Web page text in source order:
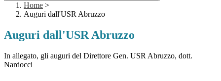
Home >
Auguri dall'USR Abruzzo
Auguri dall'USR Abruzzo
In allegato, gli auguri del Direttore Gen. USR Abruzzo, dott.
Nardocci